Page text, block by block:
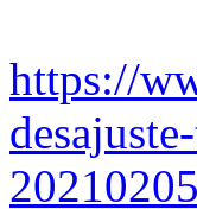
https://